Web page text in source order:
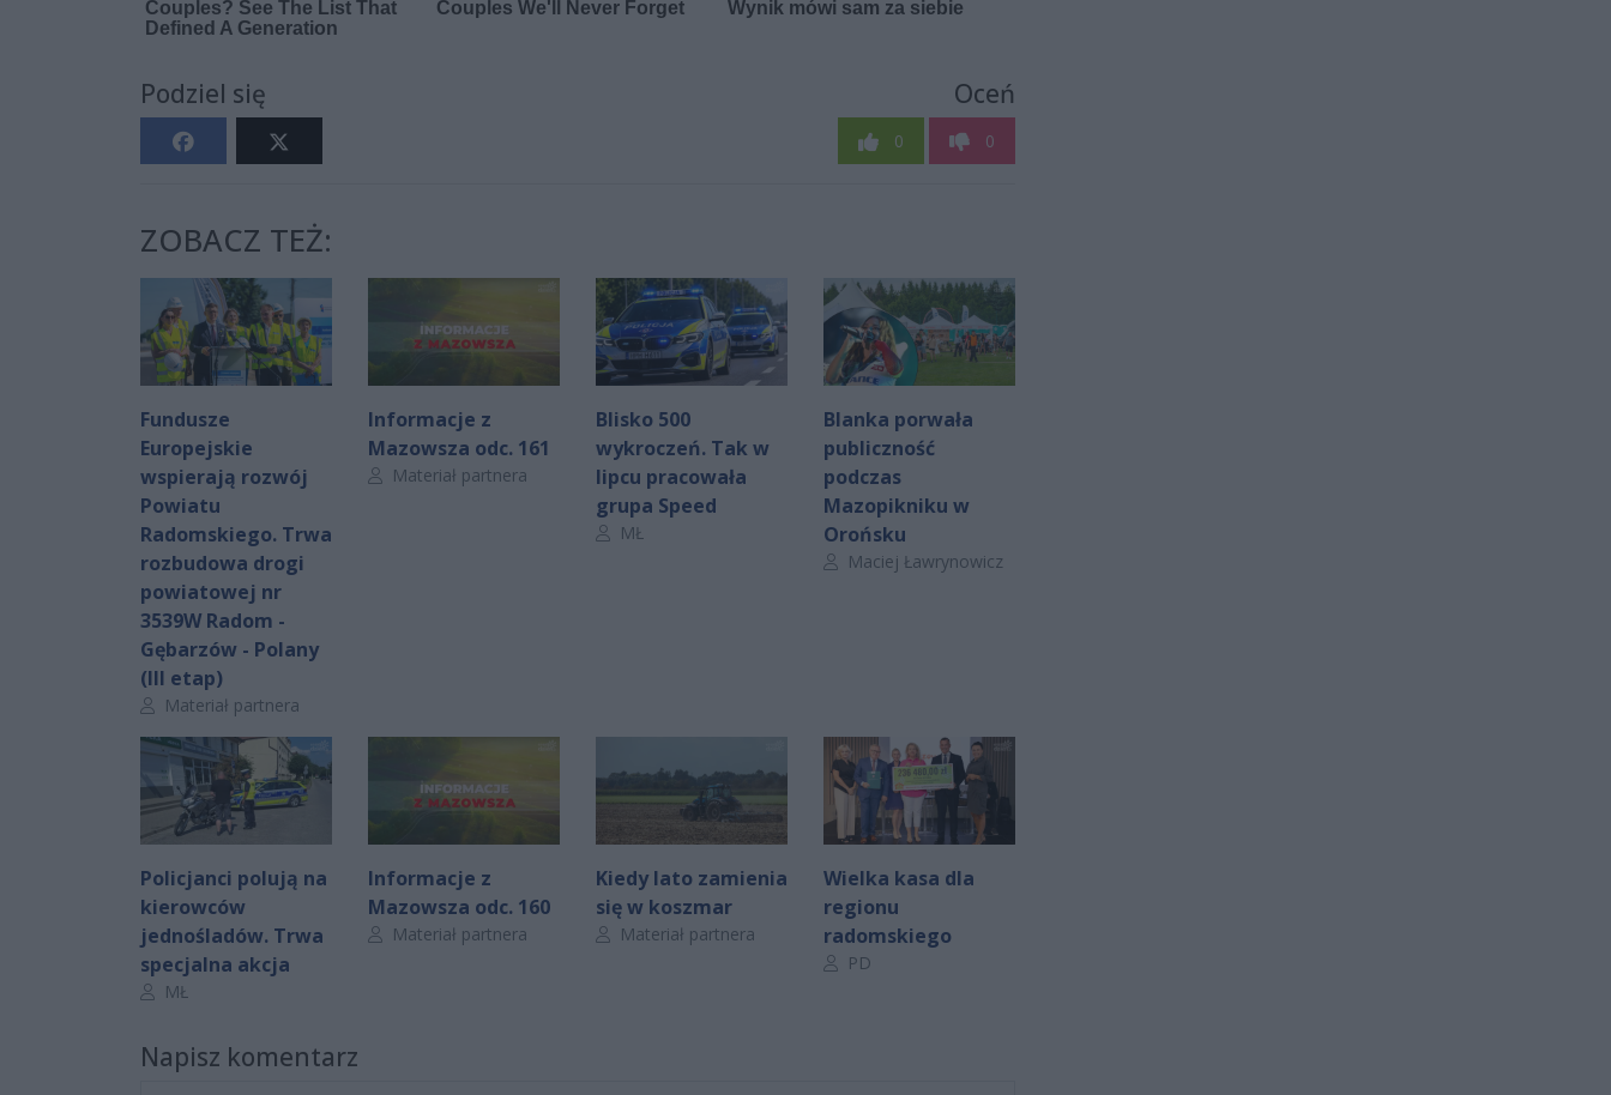
Podziel się Oceń
0 0
ZOBACZ TEŻ:
Fundusze
Europejskie
wspierają rozwój
Powiatu
Radomskiego. Trwa
rozbudowa drogi
powiatowej nr
3539W Radom -
Gębarzów - Polany
(III etap)
Autor artykułu:
Materiał partnera
Informacje z
Mazowsza odc. 161
Autor artykułu:
Materiał partnera
Blisko 500
wykroczeń. Tak w
lipcu pracowała
grupa Speed
Autor artykułu:
MŁ
Blanka porwała
publiczność
podczas
Mazopikniku w
Orońsku
Autor artykułu:
Maciej Ławrynowicz
Policjanci polują na
kierowców
jednośladów. Trwa
specjalna akcja
Autor artykułu:
MŁ
Informacje z
Mazowsza odc. 160
Autor artykułu:
Materiał partnera
Kiedy lato zamienia
się w koszmar
Autor artykułu:
Materiał partnera
Wielka kasa dla
regionu
radomskiego
Autor artykułu:
PD
Napisz komentarz